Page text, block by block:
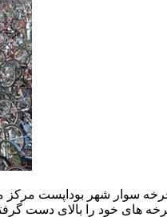
آوریل امسال از 30 هزار دو چرخه
های خود را بالای دست